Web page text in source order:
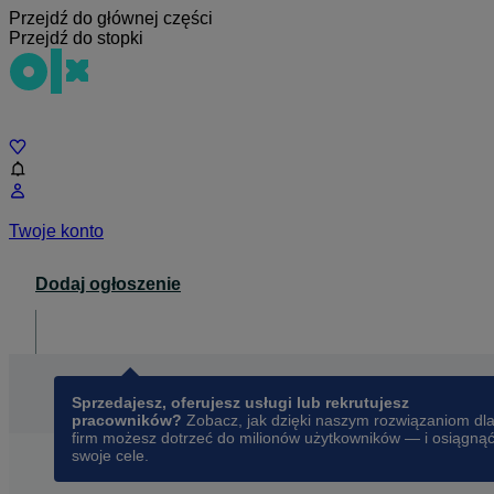
Przejdź do głównej części
Przejdź do stopki
Twoje konto
Dodaj ogłoszenie
Sprzedajesz, oferujesz usługi lub rekrutujesz
pracowników? Zobacz, jak dzięki naszym rozwiązaniom dla
firm możesz dotrzeć do milionów użytkowników — i osiągnąć
swoje cele.